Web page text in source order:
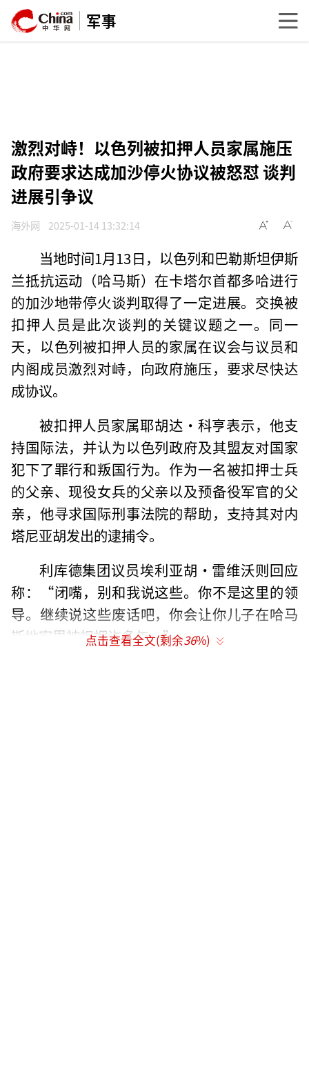
军事
激烈对峙！以色列被扣押人员家属施压
政府要求达成加沙停火协议被怒怼 谈判
进展引争议
海外网 2025-01-14 13:32:14
当地时间1月13日，以色列和巴勒斯坦伊斯
兰抵抗运动（哈马斯）在卡塔尔首都多哈进行
的加沙地带停火谈判取得了一定进展。交换被
扣押人员是此次谈判的关键议题之一。同一
天，以色列被扣押人员的家属在议会与议员和
内阁成员激烈对峙，向政府施压，要求尽快达
成协议。
被扣押人员家属耶胡达·科亨表示，他支
持国际法，并认为以色列政府及其盟友对国家
犯下了罪行和叛国行为。作为一名被扣押士兵
的父亲、现役女兵的父亲以及预备役军官的父
亲，他寻求国际刑事法院的帮助，支持其对内
塔尼亚胡发出的逮捕令。
利库德集团议员埃利亚胡·雷维沃则回应
称：“闭嘴，别和我说这些。你不是这里的领
导。继续说这些废话吧，你会让你儿子在哈马
斯地牢里被扣押许多年。”
点击查看全文(剩余36%)